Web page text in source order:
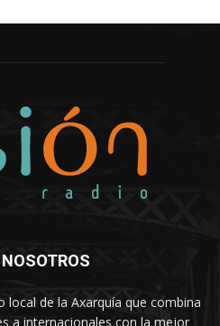
local de la Axarquía que combina
a internacionales con la mejor